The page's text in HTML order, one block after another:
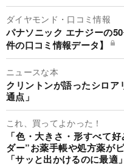
ダイヤモンド・口コミ情報
パナソニック エナジーの
件の口コミ情報データ】
ニュースな本
クリントンが語ったシロ
通点」
これ、買ってよかった！
「色・大きさ・形すべて
ダー”お薬手帳や処方薬が
「サッと出かけるのに最適